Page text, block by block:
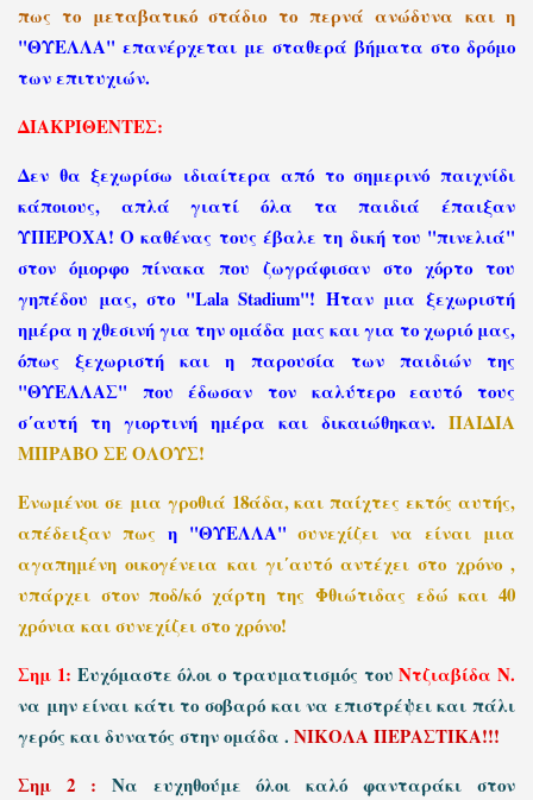
πως το μεταβατικό στάδιο το περνά ανώδυνα και η
"ΘΥΕΛΛΑ" επανέρχεται με σταθερά βήματα στο δρόμο
των επιτυχιών.
ΔΙΑΚΡΙΘΕΝΤΕΣ:
Δεν θα ξεχωρίσω ιδιαίτερα από το σημερινό παιχνίδι
κάποιους, απλά γιατί όλα τα παιδιά έπαιξαν
ΥΠΕΡΟΧΑ! Ο καθένας τους έβαλε τη δική του "πινελιά"
στον όμορφο πίνακα που ζωγράφισαν στο χόρτο του
γηπέδου μας, στο "Lala Stadium"! Ήταν μια ξεχωριστή
ημέρα η χθεσινή για την ομάδα μας και για το χωριό μας,
όπως ξεχωριστή και η παρουσία των παιδιών της
"ΘΥΕΛΛΑΣ" που έδωσαν τον καλύτερο εαυτό τους
σ΄αυτή τη γιορτινή ημέρα και δικαιώθηκαν.ΠΑΙΔΙΑ
ΜΠΡΑΒΟ ΣΕ ΟΛΟΥΣ!
Ενωμένοι σε μια γροθιά 18άδα, και παίχτες εκτός αυτής,
απέδειξαν πως η "ΘΥΕΛΛΑ" συνεχίζει να είναι μια
αγαπημένη οικογένεια και γι΄αυτό αντέχει στο χρόνο ,
υπάρχει στον ποδ/κό χάρτη της Φθιώτιδας εδώ και 40
χρόνια και συνεχίζει στο χρόνο!
Σημ 1: Ευχόμαστε όλοι ο τραυματισμός τουΝτζιαβίδα Ν.
να μην είναι κάτι το σοβαρό και να επιστρέψει και πάλι
γερός και δυνατός στην ομάδα . ΝΙΚΟΛΑ ΠΕΡΑΣΤΙΚΑ!!!
Σημ 2 : Να ευχηθούμε όλοι καλό φανταράκι στον